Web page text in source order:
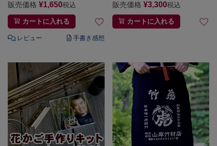
販売価格 ¥1,650税込
カートに入れる
販売価格 ¥3,300税込
カートに入れる